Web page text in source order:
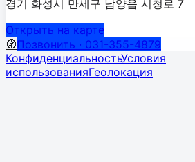
경기 화성시 만세구 남양읍 시청로 7
Открыть на карте
🧭Позвонить · 031-355-4879
КонфиденциальностьУсловия
использованияГеолокация